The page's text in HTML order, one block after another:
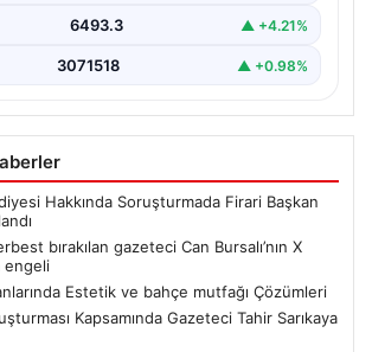
6493.3 ▲ +4.21%
3071518 ▲ +0.98%
Hakkında Soruşturmada Firari Başkan
bırakılan gazeteci Can Bursalı’nın X
engeli
Estetik ve bahçe mutfağı Çözümleri
Kapsamında Gazeteci Tahir Sarıkaya